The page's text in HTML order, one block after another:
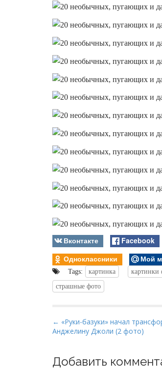
Вконтакте Facebook
Одноклассники
Мой
Tags: картинка картинки
страшные фото
P
o
t
← «Руки-базуки» начал
Анджелину Джоли (2 фото)
Добавить